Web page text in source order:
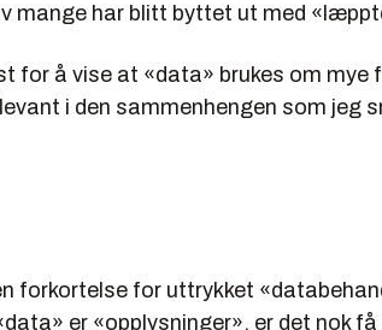
mange har blitt byttet ut med
for å vise at «data» brukes om mye
i den sammenhengen som jeg
forkortelse for uttrykket
er «opplysninger», er det nok